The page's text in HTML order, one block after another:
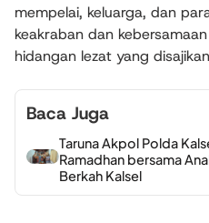
mempelai, keluarga, dan
keakraban dan
hidangan lezat yang
Baca Juga
Taruna Akpol Polda
Ramadhan bersama
Berkah Kalsel